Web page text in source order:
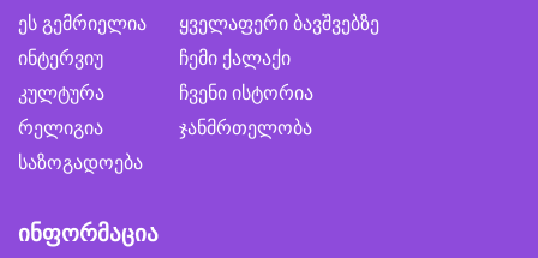
ეს გემრიელია
ინტერვიუ
კულტურა
რელიგია
საზოგადოება
ყველაფერი ბავშვებზე
ჩემი ქალაქი
ჩვენი ისტორია
ჯანმრთელობა
ინფორმაცია